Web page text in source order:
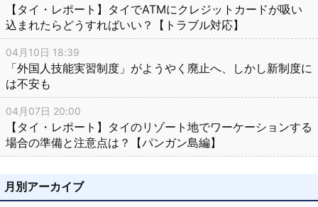
【タイ・レポート】タイでATMにクレジットカードが吸い
込まれたらどうすればいい？【トラブル対応】
04月10日 18:39
「外国人技能実習制度」がようやく廃止へ、しかし新制度に
は不安も
04月07日 20:00
【タイ・レポート】タイのリゾート地でワーケーションする
場合の準備と注意点は？【パンガン島編】
月別アーカイブ